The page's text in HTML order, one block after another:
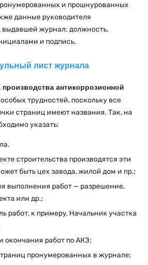
и прошнурованных
данные руководителя
выдавшей журнал: должность,
и подпись.
лист журнала
антикоррозионной
трудностей, поскольку все
страниц имеют названия. Так, на
указать:
строительства производятся эти
быть цех завода, жилой дом и пр.;
выполнения работ — разрешение,
или др.;
работ, к примеру, Начальник участка
окончания работ по АКЗ;
пронумерованных в журнале;